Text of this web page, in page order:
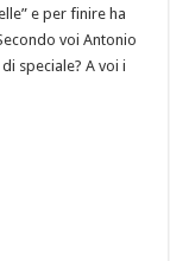
e per finire ha
voi Antonio
speciale? A voi i